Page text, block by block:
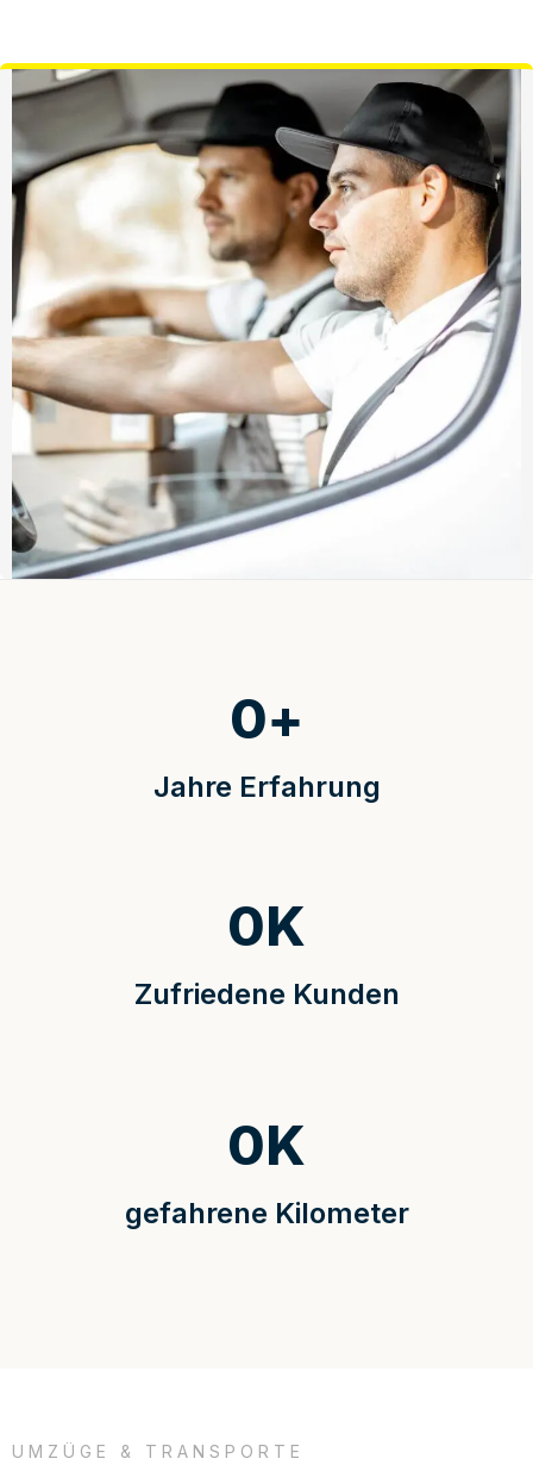
Jahre Erfahrung
0+
Zufriedene Kunden
0K
gefahrene Kilometer
0K
UMZÜGE & TRANSPORTE